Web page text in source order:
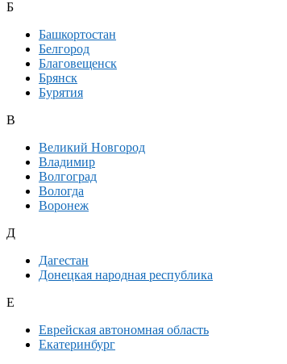
Б
Башкортостан
Белгород
Благовещенск
Брянск
Бурятия
В
Великий Новгород
Владимир
Волгоград
Вологда
Воронеж
Д
Дагестан
Донецкая народная республика
Е
Еврейская автономная область
Екатеринбург